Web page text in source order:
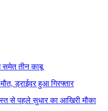
समेत तीन काबू
ड्राईवर हुआ गिरफ्तार
से पहले सुधार का आखिरी मौका